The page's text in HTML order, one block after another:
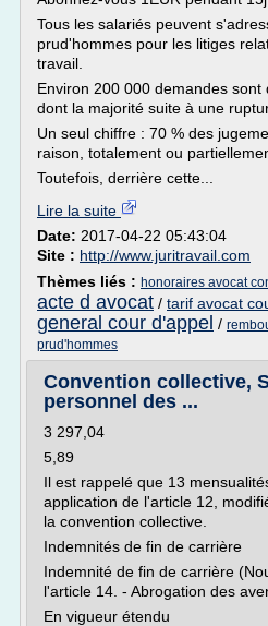
Tous les salariés peuvent
prud'hommes pour les litiges
travail.
Environ 200 000 demandes sont
dont la majorité suite à une
Un seul chiffre : 70 % des
raison, totalement ou
Toutefois, derrière cette...
Lire la suite
Date: 2017-04-22 05:43:04
Site : http://www.juritravail.com
Thèmes liés : honoraires avocat
acte d avocat / tarif avocat
general cour d'appel /
prud'hommes
Convention collective,
personnel des ...
3 297,04
5,89
Il est rappelé que 13
application de l'article 12,
la convention collective.
Indemnités de fin de carrière
Indemnité de fin de carrière
l'article 14. - Abrogation des
En vigueur étendu